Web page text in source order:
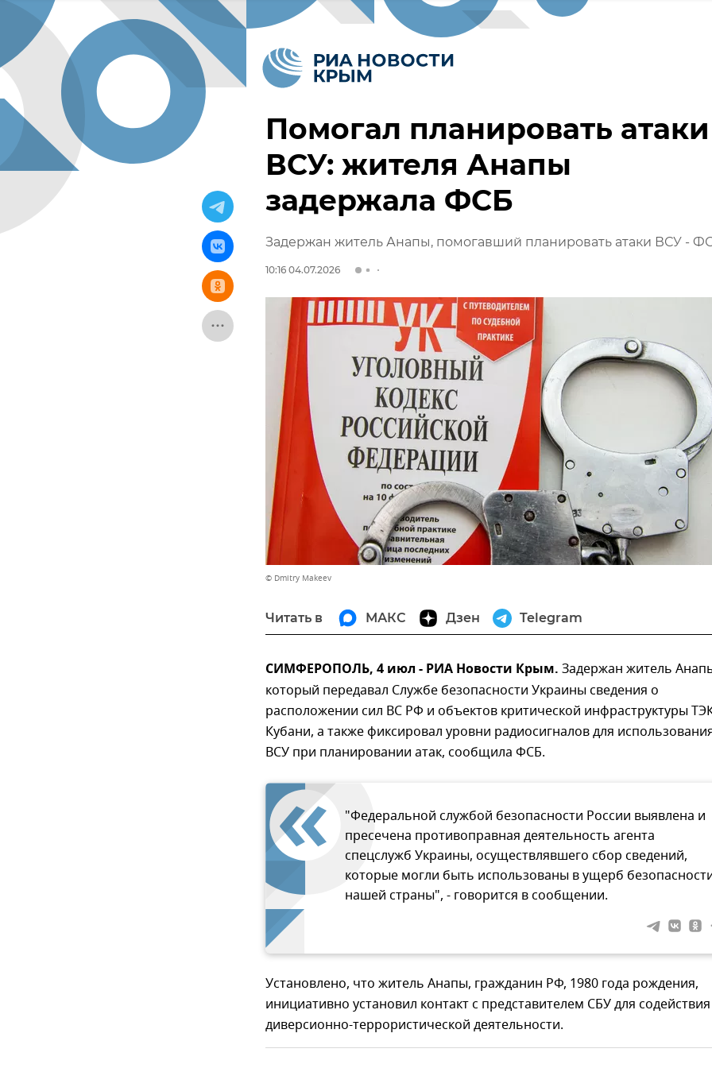
Помогал планировать атаки
ВСУ: жителя Анапы
задержала ФСБ
Задержан житель Анапы, помогавший планировать атаки ВСУ -
10:16 04.07.2026
© Dmitry Makeev
Читать в МАКС Дзен Telegram
СИМФЕРОПОЛЬ, 4 июл - РИА Новости Крым. Задержан житель
который передавал Службе безопасности Украины сведения о
расположении сил ВС РФ и объектов критической инфраструктуры
Кубани, а также фиксировал уровни радиосигналов для
ВСУ при планировании атак, сообщила ФСБ.
"Федеральной службой безопасности России выявлена и
пресечена противоправная деятельность агента
спецслужб Украины, осуществлявшего сбор сведений,
которые могли быть использованы в ущерб
нашей страны", - говорится в сообщении.
Установлено, что житель Анапы, гражданин РФ, 1980 года рождения,
инициативно установил контакт с представителем СБУ для содействия
диверсионно-террористической деятельности.